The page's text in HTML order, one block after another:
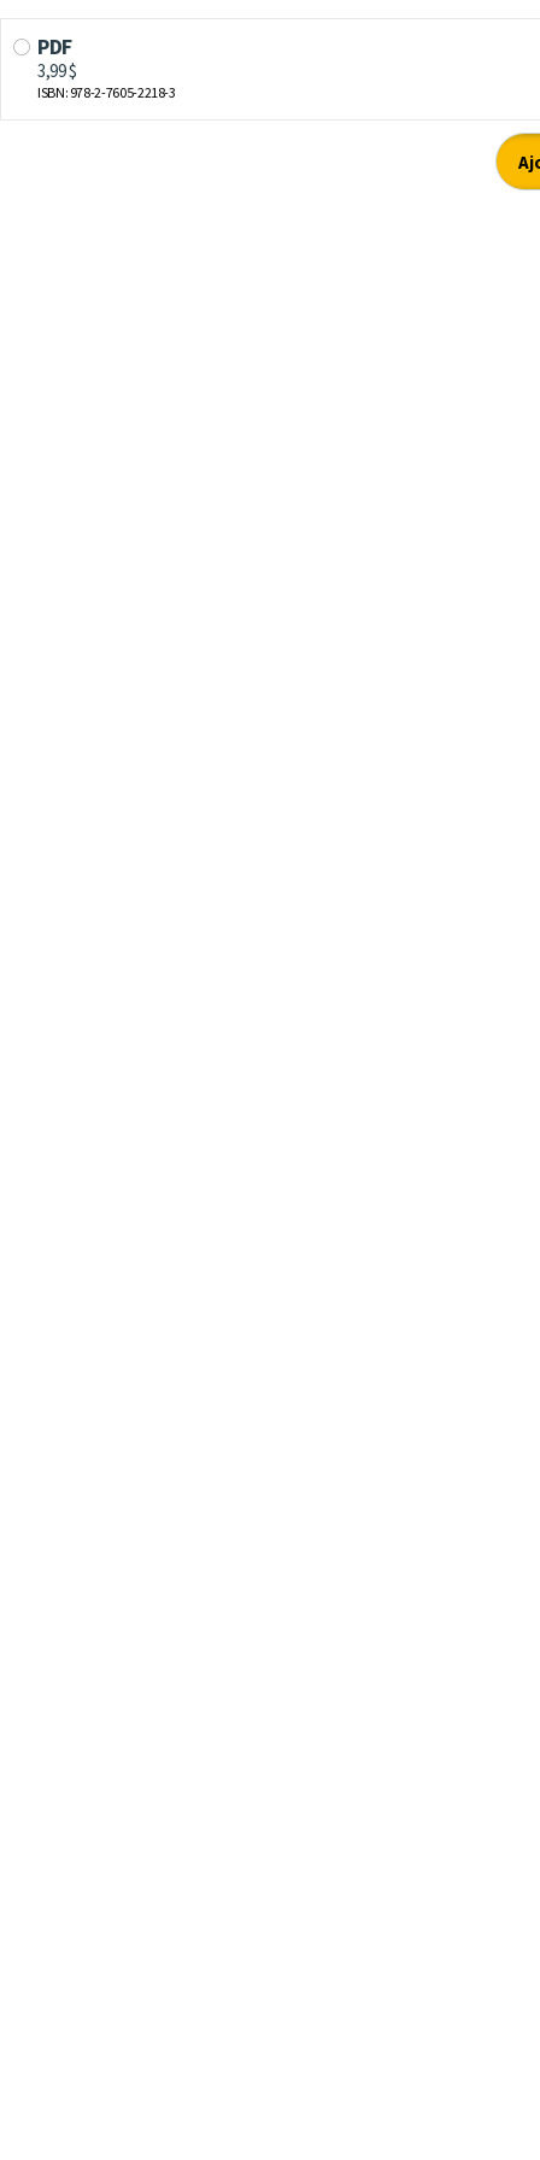
PDF
3,99 $
ISBN: 978-2-7605-2218-3